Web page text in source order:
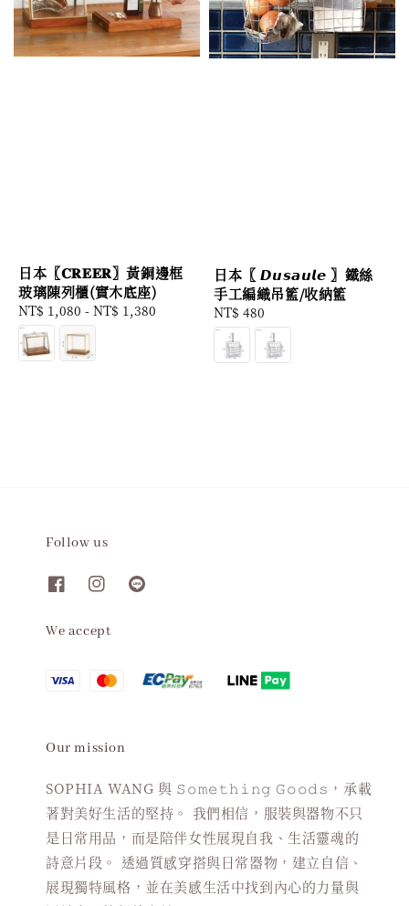
日本〖𝐂𝐑𝐄𝐄𝐑〗黃銅邊框
玻璃陳列櫃(實木底座)
Regular
price
NT$ 1,080 - NT$ 1,380
日本〖 𝘿𝙪𝙨𝙖𝙪𝙡𝙚 〗鐵絲
手工編織吊籃/收納籃
Regular
price
NT$ 480
Follow us
We accept
Our mission
SOPHIA WANG 與 𝚂𝚘𝚖𝚎𝚝𝚑𝚒𝚗𝚐 𝙶𝚘𝚘𝚍𝚜，承載
著對美好生活的堅持。 我們相信，服裝與器物不只
是日常用品，而是陪伴女性展現自我、生活靈魂的
詩意片段。 透過質感穿搭與日常器物，建立自信、
展現獨特風格，並在美感生活中找到內心的力量與